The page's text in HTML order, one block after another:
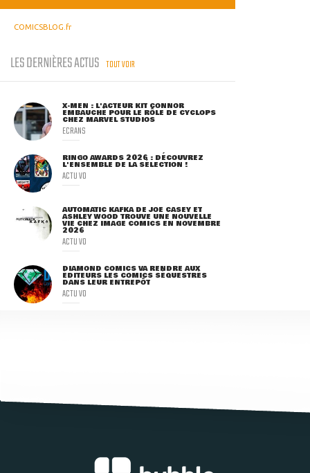
COMICSBLOG.fr
LES DERNIÈRES ACTUS TOUT VOIR
X-MEN : L'ACTEUR KIT CONNOR
EMBAUCHÉ POUR LE RÔLE DE CYCLOPS
CHEZ MARVEL STUDIOS
ECRANS
RINGO AWARDS 2026 : DÉCOUVREZ
L'ENSEMBLE DE LA SÉLECTION !
ACTU VO
AUTOMATIC KAFKA DE JOE CASEY ET
ASHLEY WOOD TROUVE UNE NOUVELLE
VIE CHEZ IMAGE COMICS EN NOVEMBRE
2026
ACTU VO
DIAMOND COMICS VA RENDRE AUX
ÉDITEURS LES COMICS SÉQUESTRÉS
DANS LEUR ENTREPÔT
ACTU VO